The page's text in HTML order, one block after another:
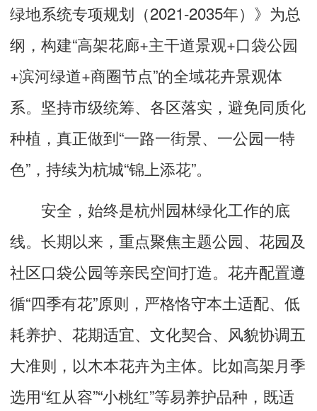
绿地系统专项规划（2021-2035年）》为总
纲，构建“高架花廊+主干道景观+口袋公园
+滨河绿道+商圈节点”的全域花卉景观体
系。坚持市级统筹、各区落实，避免同质化
种植，真正做到“一路一街景、一公园一特
色”，持续为杭城“锦上添花”。
安全，始终是杭州园林绿化工作的底
线。长期以来，重点聚焦主题公园、花园及
社区口袋公园等亲民空间打造。花卉配置遵
循“四季有花”原则，严格恪守本土适配、低
耗养护、花期适宜、文化契合、风貌协调五
大准则，以木本花卉为主体。比如高架月季
选用“红从容”“小桃红”等易养护品种，既适